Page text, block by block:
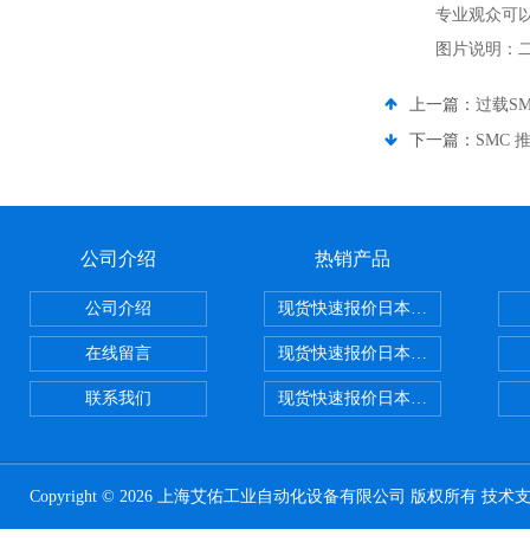
专业观众可
图片说明：
上一篇： 过载
下一篇： SMC
公司介绍
公司介绍
在线留言
联系我们
热销产品
现货快速报价日本SMC气动元件
现货快速报价日本SMC 气动元件
现货快速报价日本SMC气动元件
Copyright © 2026 上海艾佑工业自动化设备有限公司 版权所有 技术